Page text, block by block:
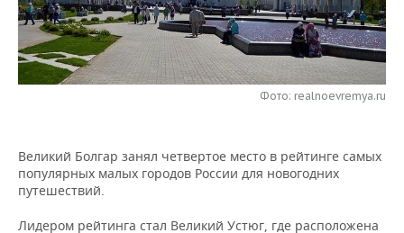
НЕФТЕХИМИЯ
НЕФТЬ
ОПК
РОЗНИЧНАЯ ТОРГОВЛЯ
ТРАНСПОРТ
НОВОСТИ ТЕХНОЛОГИЙ
IT
ТЕЛЕКОММУНИКАЦИИ
МЕРОПРИЯТИЯ
НОВОСТИ МЕРОПРИЯТИЙ
БИЗНЕС-БРАНЧИ
ONLINE-КОНФЕРЕНЦИИ
СПОРТ
ФУТБОЛ
ХОККЕЙ
НОВОСТИ ОБЩЕСТВА
ВЛАСТЬ
ФОТОГАЛЕРЕЯ
СЮЖЕТЫ
Фото: realnoevremya.ru
Великий Болгар занял четвертое место в рейтинге самых
популярных малых городов России для новогодних
путешествий.
Лидером рейтинга стал Великий Устюг, где расположена